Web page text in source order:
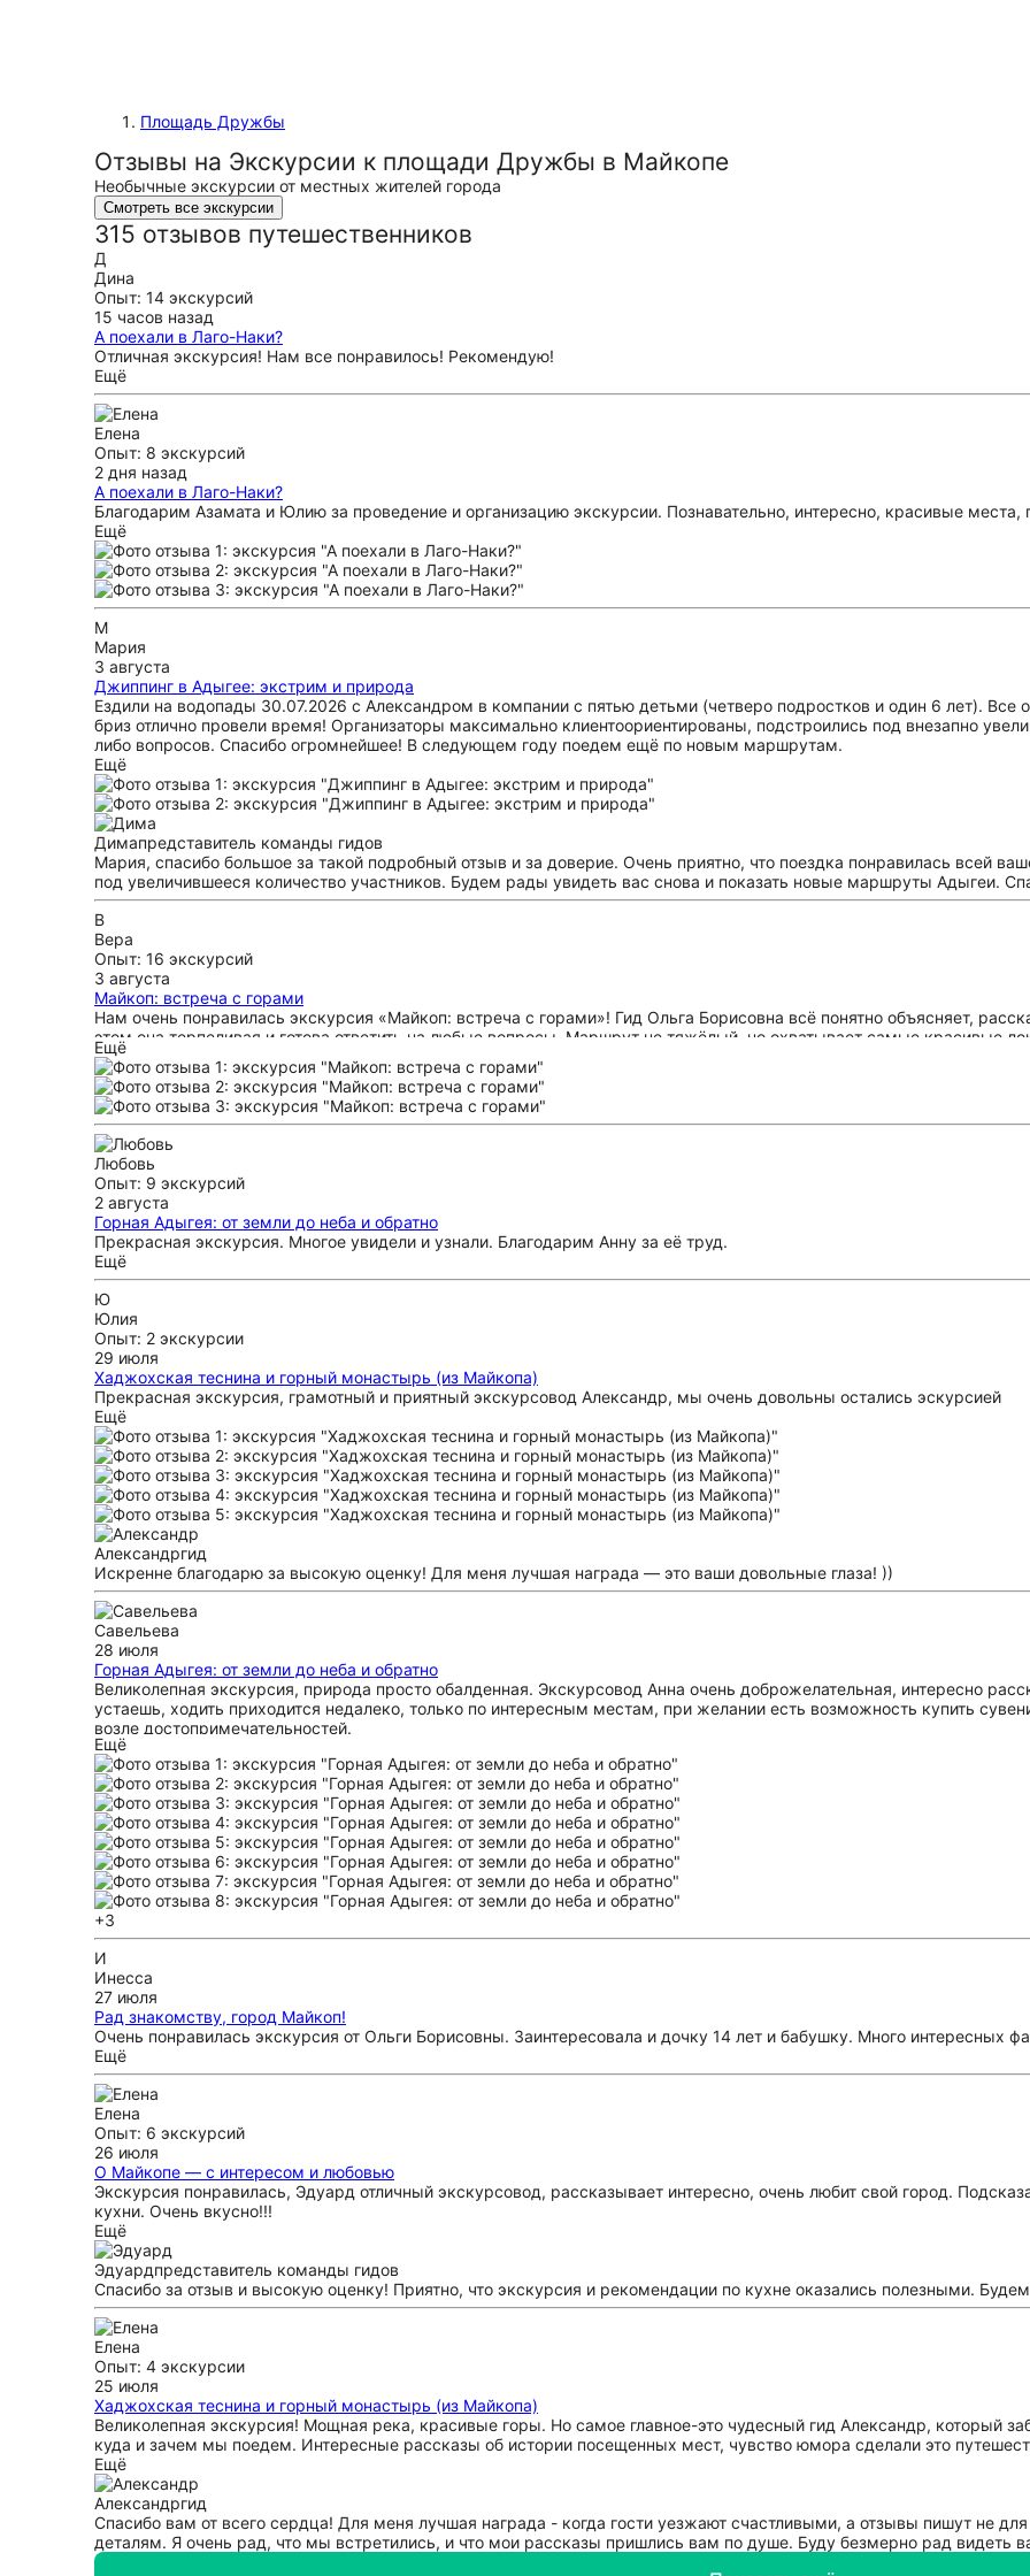
Площадь Дружбы
Отзывы на Экскурсии к площади Дружбы в Майкопе
Необычные экскурсии от местных жителей города
Смотреть все экскурсии
315 отзывов путешественников
Д
Дина
Опыт: 14 экскурсий
15 часов назад
А поехали в Лаго-Наки?
Отличная экскурсия! Нам все понравилось! Рекомендую!
Ещё
Елена
Опыт: 8 экскурсий
2 дня назад
А поехали в Лаго-Наки?
Благодарим Азамата и Юлию за проведение и организацию экскурсии. Познавательно, интересно, красивые
Ещё
М
Мария
3 августа
Джиппинг в Адыгее: экстрим и природа
Ездили на водопады 30.07.2026 с Александром в компании с пятью детьми (четверо подростков и один 6 лет). Все
бриз отлично провели время! Организаторы максимально клиентоориентированы, подстроились под внезапно
либо вопросов. Спасибо огромнейшее! В следующем году поедем ещё по новым маршрутам.
Ещё
Димапредставитель команды гидов
Мария, спасибо большое за такой подробный отзыв и за доверие. Очень приятно, что поездка понравилась всей
под увеличившееся количество участников. Будем рады увидеть вас снова и показать новые маршруты Адыгеи.
В
Вера
Опыт: 16 экскурсий
3 августа
Майкоп: встреча с горами
Нам очень понравилась экскурсия «Майкоп: встреча с горами»! Гид Ольга Борисовна всё понятно объясняет,
этом она терпеливая и готова ответить на любые вопросы. Маршрут не тяжёлый, но охватывает самые красивые
интересного и нафотографировались от души. С радостью посоветую эту экскурсию всем, кто хочет поближе
Ещё
Любовь
Опыт: 9 экскурсий
2 августа
Горная Адыгея: от земли до неба и обратно
Прекрасная экскурсия. Многое увидели и узнали. Благодарим Анну за её труд.
Ещё
Ю
Юлия
Опыт: 2 экскурсии
29 июля
Хаджохская теснина и горный монастырь (из Майкопа)
Прекрасная экскурсия, грамотный и приятный экскурсовод Александр, мы очень довольны остались эскурсией
Ещё
Александргид
Искренне благодарю за высокую оценку! Для меня лучшая награда — это ваши довольные глаза! ))
Савельева
28 июля
Горная Адыгея: от земли до неба и обратно
Великолепная экскурсия, природа просто обалденная. Экскурсовод Анна очень доброжелательная, интересно
устаешь, ходить приходится недалеко, только по интересным местам, при желании есть возможность купить
возле достопримечательностей.
Ещё
+3
И
Инесса
27 июля
Рад знакомству, город Майкоп!
Очень понравилась экскурсия от Ольги Борисовны. Заинтересовала и дочку 14 лет и бабушку. Много интересных
Ещё
Елена
Опыт: 6 экскурсий
26 июля
О Майкопе — с интересом и любовью
Экскурсия понравилась, Эдуард отличный экскурсовод, рассказывает интересно, очень любит свой город.
кухни. Очень вкусно!!!
Ещё
Эдуардпредставитель команды гидов
Спасибо за отзыв и высокую оценку! Приятно, что экскурсия и рекомендации по кухне оказались полезными.
Елена
Опыт: 4 экскурсии
25 июля
Хаджохская теснина и горный монастырь (из Майкопа)
Великолепная экскурсия! Мощная река, красивые горы. Но самое главное-это чудесный гид Александр, который
куда и зачем мы поедем. Интересные рассказы об истории посещенных мест, чувство юмора сделали это
Ещё
Александргид
Спасибо вам от всего сердца! Для меня лучшая награда - когда гости уезжают счастливыми, а отзывы пишут не
деталям. Я очень рад, что мы встретились, и что мои рассказы пришлись вам по душе. Буду безмерно рад видеть